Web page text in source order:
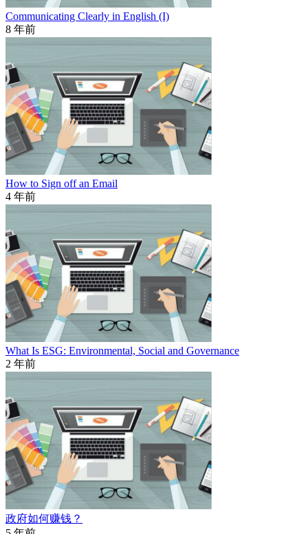
Communicating Clearly in English (I)
8 年前
How to Sign off an Email
4 年前
What Is ESG: Environmental, Social and Governance
2 年前
政府如何赚钱？